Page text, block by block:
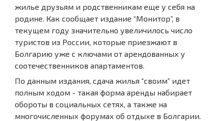
жилье друзьям и родственникам еще у себя на
родине. Как сообщает издание “Монитор”, в
текущем году значительно увеличилось число
туристов из России, которые приезжают в
Болгарию уже с ключами от арендованных у
соотечественников апартаментов.
По данным издания, сдача жилья “своим” идет
полным ходом - такая форма аренды набирает
обороты в социальных сетях, а также на
многочисленных форумах об отдыхе в Болгарии.